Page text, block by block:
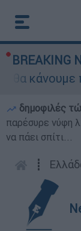
BREAKING
κάνουμε
δημοφιλές
παρέσυρε νύφη
να πάει σπίτι...
┋